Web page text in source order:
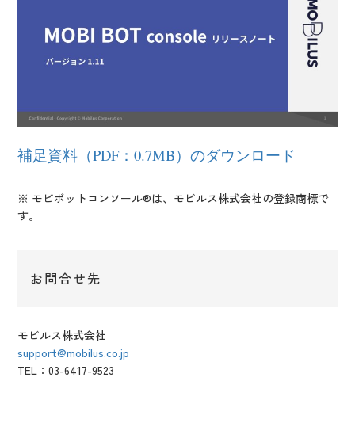
補足資料（PDF：0.7MB）のダウンロード
※ モビボットコンソール®は、モビルス株式会社の登録商標で
す。
お問合せ先
モビルス株式会社
support@mobilus.co.jp
TEL：03-6417-9523